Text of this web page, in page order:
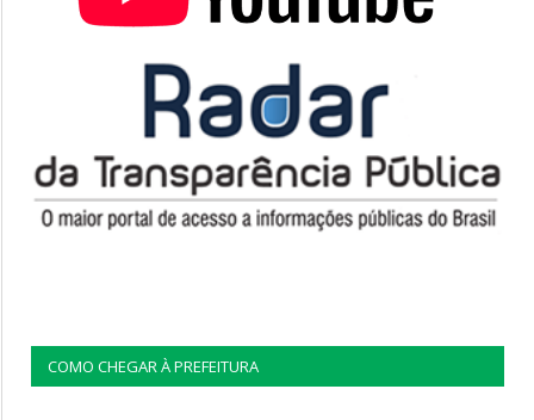
COMO CHEGAR À PREFEITURA